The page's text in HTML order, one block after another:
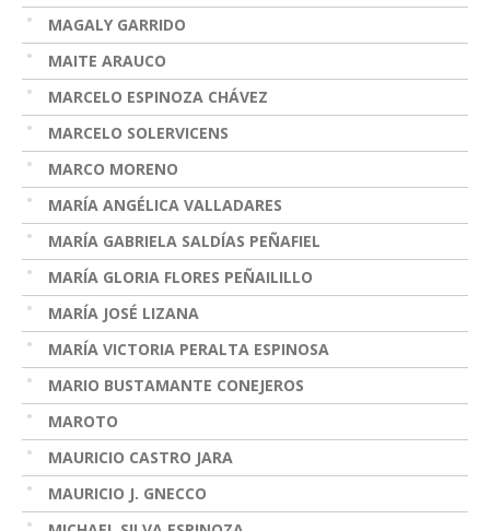
MAGALY GARRIDO
MAITE ARAUCO
MARCELO ESPINOZA CHÁVEZ
MARCELO SOLERVICENS
MARCO MORENO
MARÍA ANGÉLICA VALLADARES
MARÍA GABRIELA SALDÍAS PEÑAFIEL
MARÍA GLORIA FLORES PEÑAILILLO
MARÍA JOSÉ LIZANA
MARÍA VICTORIA PERALTA ESPINOSA
MARIO BUSTAMANTE CONEJEROS
MAROTO
MAURICIO CASTRO JARA
MAURICIO J. GNECCO